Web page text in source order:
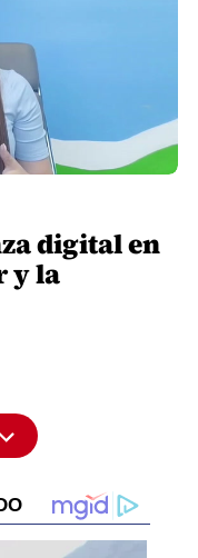
digital en
y la